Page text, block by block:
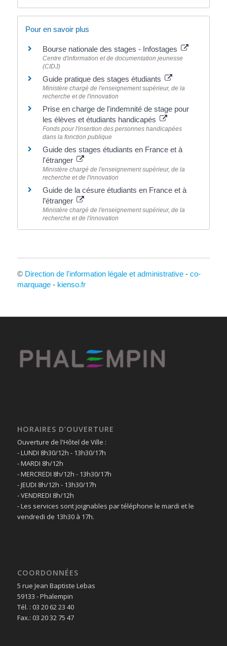
Pour en savoir plus
Bourse nationale des stages - Infostages
Centre d'information et de documentation jeunesse
(CIDJ)
Guide pratique des stages étudiants
Ministère chargé de l'enseignement supérieur, de la
recherche et de l'innovation
Prise en charge de l'indemnité de stage pour
les élèves et étudiants handicapés
Fonds pour l'insertion des personnes handicapées
dans la fonction publique
Guide des stages étudiants en France et à
l'étranger
Ministère chargé de l'enseignement supérieur, de la
recherche et de l'innovation
Guide de la césure étudiants en France et à
l’étranger
Ministère chargé de l'enseignement supérieur, de la
recherche et de l'innovation
© Direction de l'information légale et administrative- co-
marquage- kienso.fr
HORAIRES D’OUVERTURE
Ouverture de l'Hôtel de Ville :
- LUNDI 8h30/12h - 13h30/17h
- MARDI 8h/12h
- MERCREDI 8h/12h - 13h30/17h
- JEUDI 8h/12h - 13h30/17h
- VENDREDI 8h/12h
- Les services sont joignables par téléphone le mardi et le
vendredi de 13h30 à 17h.
COORDONNÉES
5 rue Jean Baptiste Lebas
59133 - Phalempin
Tél. : 03 20 62 23 40
Fax.: 03 20 32 75 47